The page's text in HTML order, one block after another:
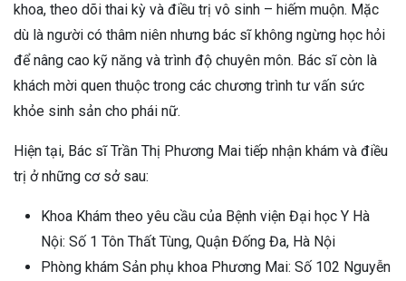
khoa, theo dõi thai kỳ và điều trị vô sinh – hiếm muộn. Mặc
dù là người có thâm niên nhưng bác sĩ không ngừng học hỏi
để nâng cao kỹ năng và trình độ chuyên môn. Bác sĩ còn là
khách mời quen thuộc trong các chương trình tư vấn sức
khỏe sinh sản cho phái nữ.
Hiện tại, Bác sĩ Trần Thị Phương Mai tiếp nhận khám và điều
trị ở những cơ sở sau:
Khoa Khám theo yêu cầu của Bệnh viện Đại học Y Hà
Nội: Số 1 Tôn Thất Tùng, Quận Đống Đa, Hà Nội
Phòng khám Sản phụ khoa Phương Mai: Số 102 Nguyễn